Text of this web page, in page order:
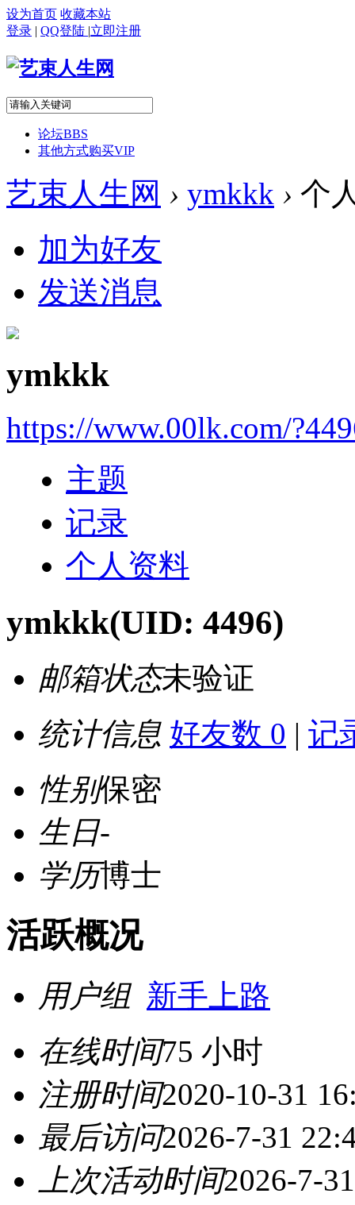
设为首页 收藏本站
登录 | QQ登陆 |立即注册
论坛BBS
其他方式购买VIP
艺束人生网 › ymkkk › 个
加为好友
发送消息
ymkkk
https://www.00lk.com/
主题
记录
个人资料
ymkkk(UID: 4496)
邮箱状态未验证
统计信息 好友数 0 | 记
性别保密
生日-
学历博士
活跃概况
用户组 新手上路
在线时间75 小时
注册时间2020-10-31
最后访问2026-7-31
上次活动时间2026-7-